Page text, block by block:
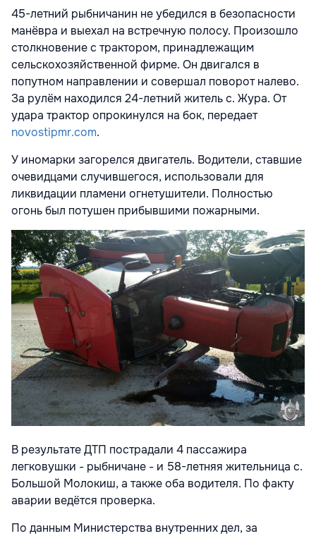
45-летний рыбничанин не убедился в безопасности
манёвра и выехал на встречную полосу. Произошло
столкновение с трактором, принадлежащим
сельскохозяйственной фирме. Он двигался в
попутном направлении и совершал поворот налево.
За рулём находился 24-летний житель с. Жура. От
удара трактор опрокинулся на бок, передает
novostipmr.com.
У иномарки загорелся двигатель. Водители, ставшие
очевидцами случившегося, использовали для
ликвидации пламени огнетушители. Полностью
огонь был потушен прибывшими пожарными.
В результате ДТП пострадали 4 пассажира
легковушки - рыбничане - и 58-летняя жительница с.
Большой Молокиш, а также оба водителя. По факту
аварии ведётся проверка.
По данным Министерства внутренних дел, за